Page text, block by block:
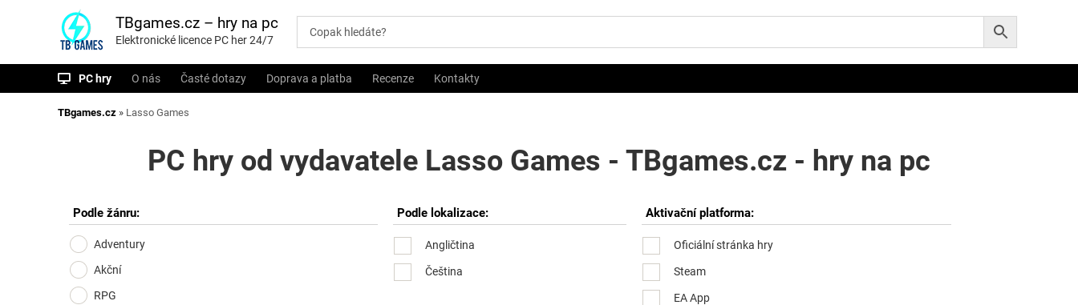
i
TBgames.cz – hry na pc
Elektronické licence PC her 24/7
PC hry O nás Časté dotazy Doprava a platba Recenze Kontakty
TBgames.cz » Lasso Games
PC hry od vydavatele Lasso Games - TBgames.cz - hry na pc
Podle žánru:
Adventury
Akční
RPG
Podle lokalizace:
Angličtina
Čeština
Aktivační platforma:
Oficiální stránka hry
Steam
EA App